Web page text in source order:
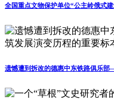
全国重点文物保护单位“公主岭俄式
遗憾遭到拆改的德惠中东铁路俱乐